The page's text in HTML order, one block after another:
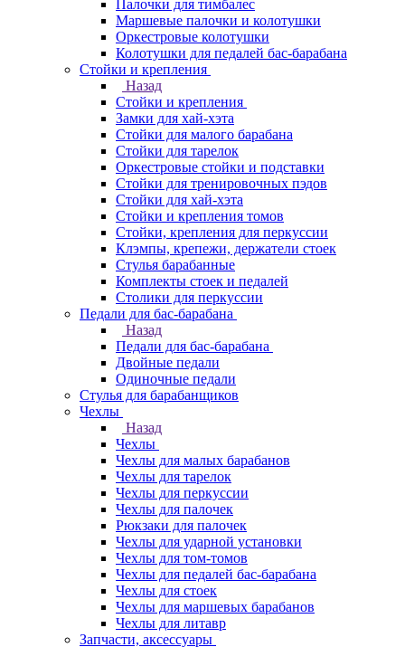
Палочки для тимбалес
Маршевые палочки и колотушки
Оркестровые колотушки
Колотушки для педалей бас-барабана
Стойки и крепления
Назад
Стойки и крепления
Замки для хай-хэта
Стойки для малого барабана
Стойки для тарелок
Оркестровые стойки и подставки
Стойки для тренировочных пэдов
Стойки для хай-хэта
Стойки и крепления томов
Стойки, крепления для перкуссии
Клэмпы, крепежи, держатели стоек
Стулья барабанные
Комплекты стоек и педалей
Столики для перкуссии
Педали для бас-барабана
Назад
Педали для бас-барабана
Двойные педали
Одиночные педали
Стулья для барабанщиков
Чехлы
Назад
Чехлы
Чехлы для малых барабанов
Чехлы для тарелок
Чехлы для перкуссии
Чехлы для палочек
Рюкзаки для палочек
Чехлы для ударной установки
Чехлы для том-томов
Чехлы для педалей бас-барабана
Чехлы для стоек
Чехлы для маршевых барабанов
Чехлы для литавр
Запчасти, аксессуары